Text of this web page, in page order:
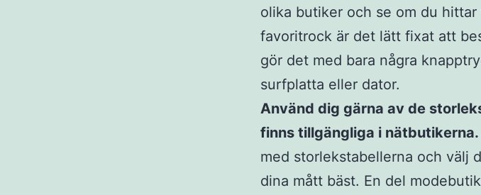
olika butiker och se om du
favoritrock är det lätt fixat att
gör det med bara några
surfplatta eller dator.
Använd dig gärna av de
finns tillgängliga i nätbutikerna.
med storlekstabellerna och välj
dina mått bäst. En del